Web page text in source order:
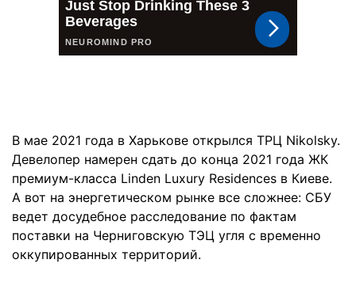
В мае 2021 года в Харькове открылся ТРЦ Nikolsky.
Девелопер намерен сдать до конца 2021 года ЖК
премиум-класса Linden Luxury Residences в Киеве.
А вот на энергетическом рынке все сложнее: СБУ
ведет досудебное расследование по фактам
поставки на Черниговскую ТЭЦ угля с временно
оккупированных территорий.